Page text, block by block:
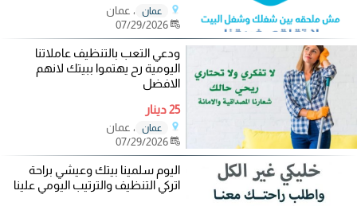
عمان
، عمان
07/29/2026
ودعي التعب بالتنظيف عاملاتنا
اليومية رح يهتموا ببيتك لانهم
الافضل
25 دينار
عمان
، عمان
07/29/2026
اليوم سلمينا بيتك وعيشي براحة
اتركي التنظيف والترتيب اليومي علينا